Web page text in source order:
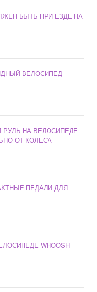
БЫТЬ ПРИ ЕЗДЕ НА
ВЕЛОСИПЕД
РУЛЬ НА ВЕЛОСИПЕДЕ
ОТ КОЛЕСА
ПЕДАЛИ ДЛЯ
WHOOSH